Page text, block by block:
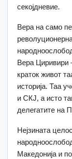
секојдневие.
Вера на само
Вера Циривири
краток живот
историја. Таа
и СКЈ, а исто
делегатите на
Нејзината
Македонија и